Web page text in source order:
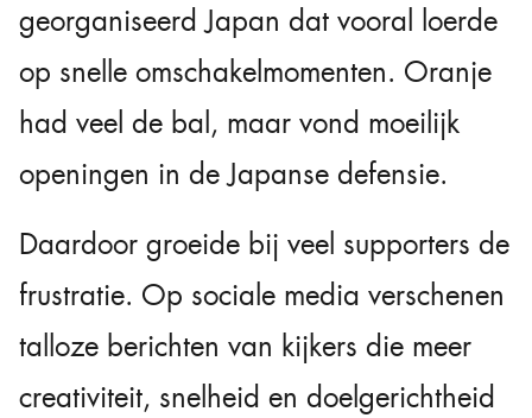
georganiseerd Japan dat vooral loerde
op snelle omschakelmomenten. Oranje
had veel de bal, maar vond moeilijk
openingen in de Japanse defensie.
Daardoor groeide bij veel supporters de
frustratie. Op sociale media verschenen
talloze berichten van kijkers die meer
creativiteit, snelheid en doelgerichtheid